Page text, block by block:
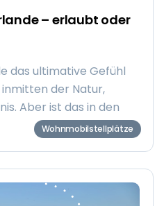
– erlaubt oder
das ultimative Gefühl
der Natur,
Aber ist das in den
erlaubt? In diesem
Möglichkeiten es
der Freiheit zu
Campingplätze mit
Wohnmobilstellplätze